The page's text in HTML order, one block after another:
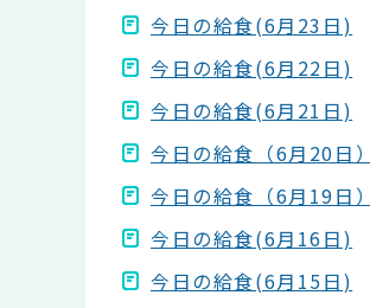
今日の給食(6月23日)
今日の給食(6月22日)
今日の給食(6月21日)
今日の給食（6月20日）
今日の給食（6月19日）
今日の給食(6月16日)
今日の給食(6月15日)